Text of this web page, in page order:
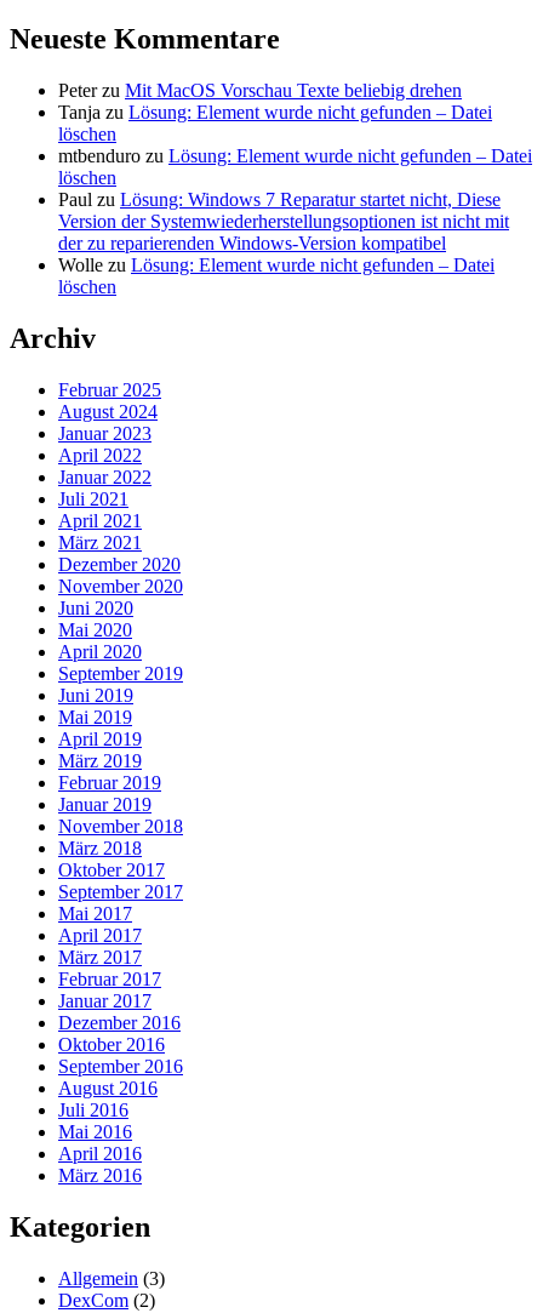
Neueste Kommentare
Peterzu Mit MacOS Vorschau Texte beliebig drehen
Tanja zu Lösung: Element wurde nicht gefunden – Datei
löschen
mtbenduro zu Lösung: Element wurde nicht gefunden – Datei
löschen
Paul zu Lösung: Windows 7 Reparatur startet nicht, Diese
Version der Systemwiederherstellungsoptionen ist nicht mit
der zu reparierenden Windows-Version kompatibel
Wolle zu Lösung: Element wurde nicht gefunden – Datei
löschen
Archiv
Februar 2025
August 2024
Januar 2023
April 2022
Januar 2022
Juli 2021
April 2021
März 2021
Dezember 2020
November 2020
Juni 2020
Mai 2020
April 2020
September 2019
Juni 2019
Mai 2019
April 2019
März 2019
Februar 2019
Januar 2019
November 2018
März 2018
Oktober 2017
September 2017
Mai 2017
April 2017
März 2017
Februar 2017
Januar 2017
Dezember 2016
Oktober 2016
September 2016
August 2016
Juli 2016
Mai 2016
April 2016
März 2016
Kategorien
Allgemein (3)
DexCom (2)